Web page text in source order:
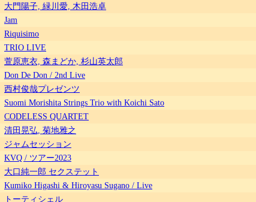
大門陽子, 緑川愛, 木田浩卓
Jam
Riquisimo
TRIO LIVE
萱原恵衣, 森まどか, 杉山英太郎
Don De Don / 2nd Live
西村俊哉プレゼンツ
Suomi Morishita Strings Trio with Koichi Sato
CODELESS QUARTET
清田晃弘, 菊地雅之
ジャムセッション
KVQ / ツアー2023
大口純一郎 セクステット
Kumiko Higashi & Hiroyasu Sugano / Live
トーティシェル